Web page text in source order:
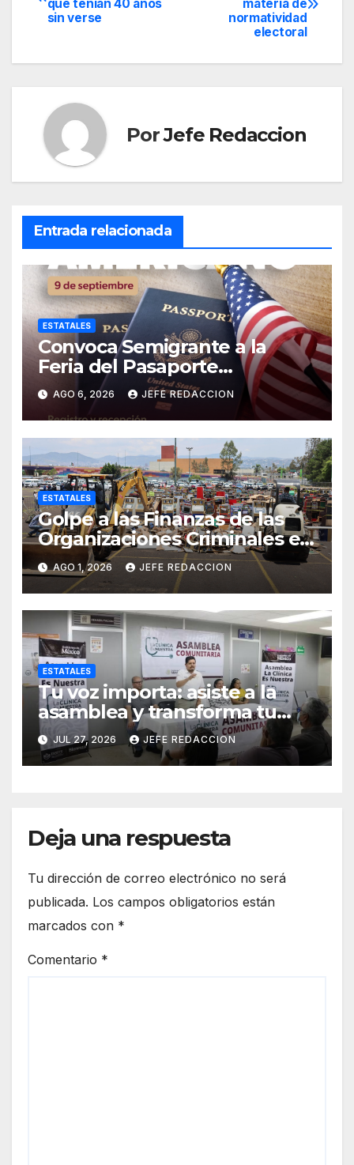
de
materia de
normatividad
electoral
que tenían 40 años
sin verse
PorJefe Redaccion
Entrada relacionada
ESTATALES
Convoca Semigrante a la
Feria del Pasaporte
Estadounidense 2026
AGO 6, 2026 JEFE REDACCION
ESTATALES
Golpe a las Finanzas de las
Organizaciones Criminales en
Operativos
Interinstitucionales
AGO 1, 2026 JEFE REDACCION
ESTATALES
Tu voz importa: asiste a la
asamblea y transforma tu
clínica del IMSS-Bienestar
JUL 27, 2026 JEFE REDACCION
Deja una respuesta
Tu dirección de correo electrónico no será
publicada. Los campos obligatorios están
marcados con *
Comentario *